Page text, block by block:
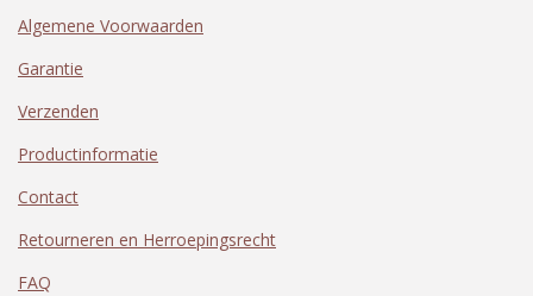
Algemene Voorwaarden
Garantie
Verzenden
Productinformatie
Contact
Retourneren en Herroepingsrecht
FAQ